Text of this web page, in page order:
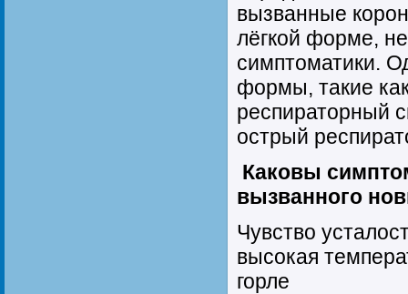
вызванные
лёгкой форме,
симптоматики.
формы, такие
респираторный
острый
Каковы
вызванного
Чувство
высокая
горле